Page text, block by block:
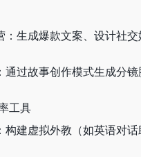
：生成爆款文案、设计社
通过故事创作模式生成分
工具
构建虚拟外教（如英语对